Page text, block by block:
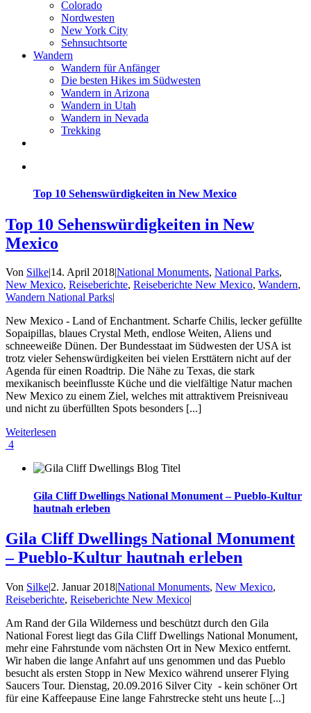
Colorado
Nordwesten
New York City
Sehnsuchtsorte
Wandern
Wandern für Anfänger
Die besten Hikes im Südwesten
Wandern in Arizona
Wandern in Utah
Wandern in Nevada
Trekking
Top 10 Sehenswürdigkeiten in New Mexico
Top 10 Sehenswürdigkeiten in New
Mexico
Von Silke|14. April 2018|National Monuments, National Parks,
New Mexico, Reiseberichte, Reiseberichte New Mexico, Wandern,
Wandern National Parks|
New Mexico - Land of Enchantment. Scharfe Chilis, lecker gefüllte
Sopaipillas, blaues Crystal Meth, endlose Weiten, Aliens und
schneeweiße Dünen. Der Bundesstaat im Südwesten der USA ist
trotz vieler Sehenswürdigkeiten bei vielen Ersttätern nicht auf der
Agenda für einen Roadtrip. Die Nähe zu Texas, die stark
mexikanisch beeinflusste Küche und die vielfältige Natur machen
New Mexico zu einem Ziel, welches mit attraktivem Preisniveau
und nicht zu überfüllten Spots besonders [...]
Weiterlesen
4
Gila Cliff Dwellings National Monument – Pueblo-Kultur
hautnah erleben
Gila Cliff Dwellings National Monument
– Pueblo-Kultur hautnah erleben
Von Silke|2. Januar 2018|National Monuments, New Mexico,
Reiseberichte, Reiseberichte New Mexico|
Am Rand der Gila Wilderness und beschützt durch den Gila
National Forest liegt das Gila Cliff Dwellings National Monument,
mehr eine Fahrstunde vom nächsten Ort in New Mexico entfernt.
Wir haben die lange Anfahrt auf uns genommen und das Pueblo
besucht als ersten Stopp in New Mexico während unserer Flying
Saucers Tour. Dienstag, 20.09.2016 Silver City - kein schöner Ort
für eine Kaffeepause Eine lange Fahrstrecke steht uns heute [...]